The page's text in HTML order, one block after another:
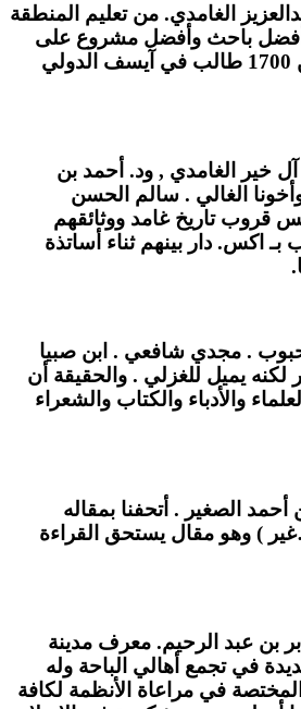
الغامدي. من تعليم المنطقة
باحث وأفضل مشروع على
مستوى العالم من بين 1700 طالب في آيسف الدولي
آل خير الغامدي , ود. أحمد بن
الغالي . سالم الحسن
قروب تاريخ غامد ووثائقهم
اكس. دار بينهم ثناء أساتذة
. مجدي شافعي . ابن صبيا
يميل للغزلي . والحقيقة أن
والأدباء والكتاب والشعراء
الصغير . أتحفنا بمقاله
) وهو مقال يستحق القراءة
بن عبد الرحيم. معرف مدينة
في تجمع أهالي الباحة وله
في مراعاة الأنظمة لكافة